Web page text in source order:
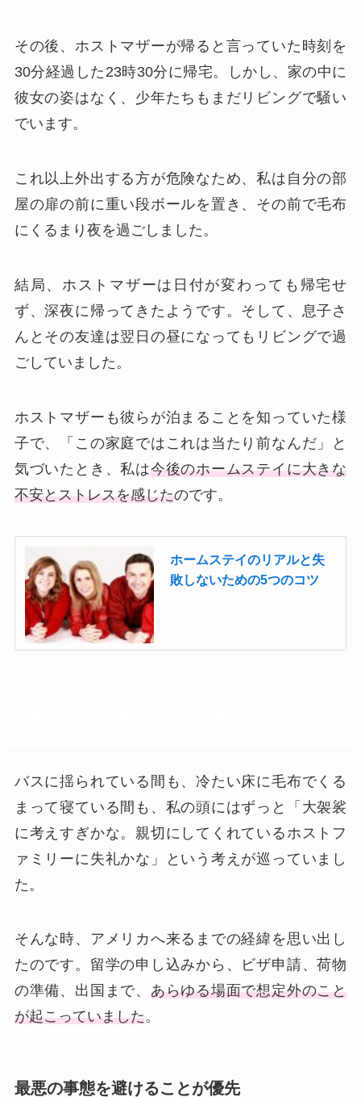
その後、ホストマザーが帰ると言っていた時刻を
30分経過した23時30分に帰宅。しかし、家の中に
彼女の姿はなく、少年たちもまだリビングで騒い
でいます。
これ以上外出する方が危険なため、私は自分の部
屋の扉の前に重い段ボールを置き、その前で毛布
にくるまり夜を過ごしました。
結局、ホストマザーは日付が変わっても帰宅せ
ず、深夜に帰ってきたようです。そして、息子さ
んとその友達は翌日の昼になってもリビングで過
ごしていました。
ホストマザーも彼らが泊まることを知っていた様
子で、「この家庭ではこれは当たり前なんだ」と
気づいたとき、私は今後のホームステイに大きな
不安とストレスを感じたのです。
ホームステイのリアルと失
敗しないための5つのコツ
バスに揺られている間も、冷たい床に毛布でくる
まって寝ている間も、私の頭にはずっと「大袈裟
に考えすぎかな。親切にしてくれているホストフ
ァミリーに失礼かな」という考えが巡っていまし
た。
そんな時、アメリカへ来るまでの経緯を思い出し
たのです。留学の申し込みから、ビザ申請、荷物
の準備、出国まで、 あらゆる場面で想定外のこと
が起こっていました。
最悪の事態を避けることが優先